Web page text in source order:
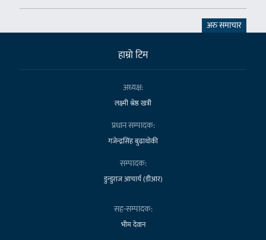
अरु समाचार
हाम्राे टिम
अध्यक्ष:
लक्ष्मी श्रेष्ठ खत्री
प्रधान सम्पादक:
गजेन्द्रसिंह बुढाथोकी
सम्पादक:
डुन्डुराज आचार्य (डीआर)
सह-सम्पादक:
भीम देवान